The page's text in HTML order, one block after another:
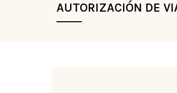
AUTORIZACIÓN DE